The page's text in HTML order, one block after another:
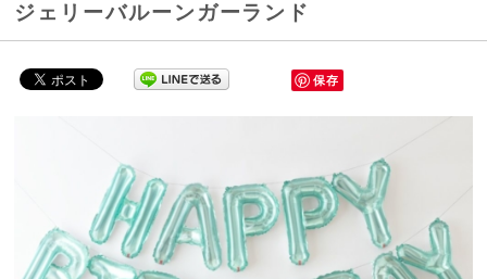
ジェリーバルーンガーランド
保存